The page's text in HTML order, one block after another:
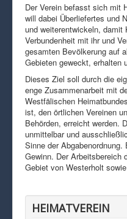
Der Verein befasst sich mit
will dabei Überliefertes und
und weiterentwickeln, damit
Verbundenheit mit ihr und
gesamten Bevölkerung auf
Gebieten geweckt, erhalten
Dieses Ziel soll durch die
enge Zusammenarbeit mit
Westfälischen
ist, den örtlichen Vereinen
Behörden, erreicht werden.
unmittelbar und
Sinne der
Gewinn. Der Arbeitsbereich
Gebiet von Westerholt
HEIMATVEREIN